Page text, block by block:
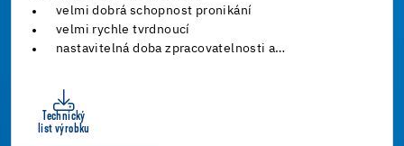
velmi dobrá schopnost pronikání
velmi rychle tvrdnoucí
nastavitelná doba zpracovatelnosti a…
Technický
list výrobku